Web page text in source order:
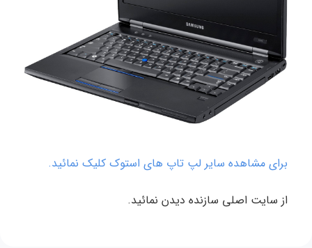
برای مشاهده سایر لپ تاپ های استوک کلیک نمائید.
از سایت اصلی سازنده دیدن نمائید.